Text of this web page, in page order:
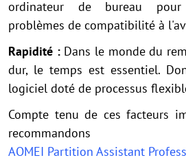
ordinateur de bureau pour
problèmes de compatibilité à
Rapidité :Dans le monde du
dur, le temps est essentiel.
logiciel doté de processus
Compte tenu de ces facteurs
AOMEI Partition Assistant